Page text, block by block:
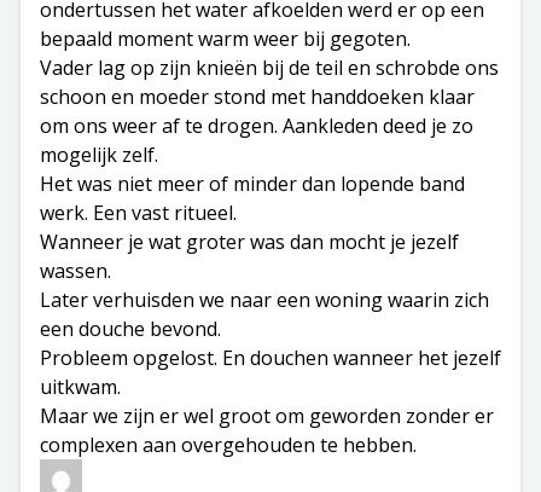
ondertussen het water afkoelden werd er op een
bepaald moment warm weer bij gegoten.
Vader lag op zijn knieën bij de teil en schrobde ons
schoon en moeder stond met handdoeken klaar
om ons weer af te drogen. Aankleden deed je zo
mogelijk zelf.
Het was niet meer of minder dan lopende band
werk. Een vast ritueel.
Wanneer je wat groter was dan mocht je jezelf
wassen.
Later verhuisden we naar een woning waarin zich
een douche bevond.
Probleem opgelost. En douchen wanneer het jezelf
uitkwam.
Maar we zijn er wel groot om geworden zonder er
complexen aan overgehouden te hebben.